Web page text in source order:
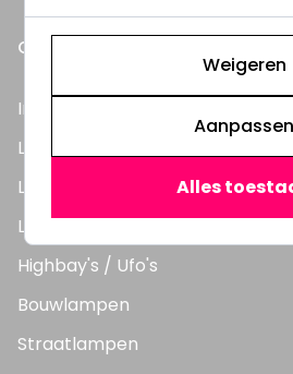
ONZE PRODUCTEN
Inbouwspots
LED Lampen
LED TL Buizen
LED Panelen
Highbay's / Ufo's
Bouwlampen
Straatlampen
Weigeren
Aanpassen
Alles